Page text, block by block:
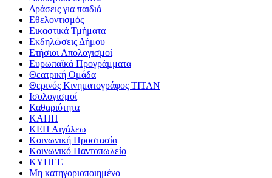
Δράσεις για παιδιά
Εθελοντισμός
Εικαστικά Τμήματα
Εκδηλώσεις Δήμου
Ετήσιοι Απολογισμοί
Ευρωπαϊκά Προγράμματα
Θεατρική Ομάδα
Θερινός Κινηματογράφος ΤΙΤΑΝ
Ισολογισμοί
Καθαριότητα
ΚΑΠΗ
ΚΕΠ Αιγάλεω
Κοινωνική Προστασία
Κοινωνικό Παντοπωλείο
ΚΥΠΕΕ
Μη κατηγοριοποιημένο